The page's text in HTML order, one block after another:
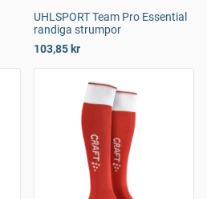
UHLSPORT Team Pro Essential
randiga strumpor
103,85 kr